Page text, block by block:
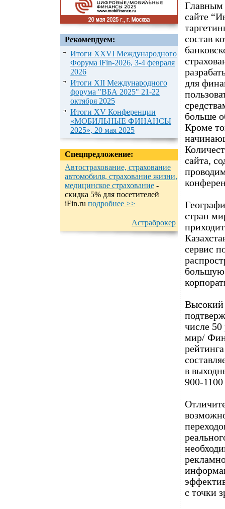
Рекомендуем:
Итоги XXVI Международного
Форума iFin-2026, 3-4 февраля
2026
Итоги XII Международного
форума "ВБА 2025" 21-22
октября 2025
Итоги XV Конференции
«МОБИЛЬНЫЕ ФИНАНСЫ
2025», 20 мая 2025
Спецпредложение:
Автострахование, страхование
автомобиля, страхование жизни,
медицинское страхование -
cкидка 5% для посетителей
iFin.ru подробнеe >>
Астраброкер
Главным
сайте
состав
для
больше
Кроме
сайта,
стран
сервис
большую
Высокий
числе 50
мир/
в
900-
с точки